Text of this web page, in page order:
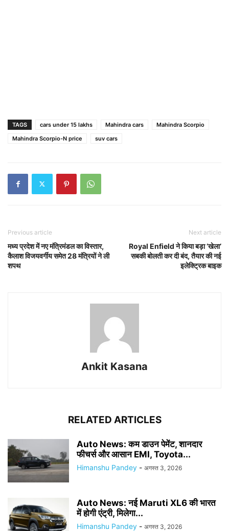
TAGS cars under 15 lakhs Mahindra cars
Mahindra Scorpio
Mahindra Scorpio-N price
suv cars
Previous article
मध्य प्रदेश में नए मंत्रिमंडल का विस्तार,
कैलाश विजयवर्गीय समेत 28 मंत्रियों ने ली
शपथ
Next article
Royal Enfield ने किया बड़ा ‘खेला’
सबकी बोलती कर दी बंद, तैयार की नई
इलेक्ट्रिक बाइक
Ankit Kasana
RELATED ARTICLES
Auto News: कम डाउन पेमेंट, शानदार
फीचर्स और आसान EMI, Toyota...
Himanshu Pandey - अगस्त 3, 2026
Auto News: नई Maruti XL6 की भारत
में होगी एंट्री, मिलेगा...
Himanshu Pandey - अगस्त 3, 2026